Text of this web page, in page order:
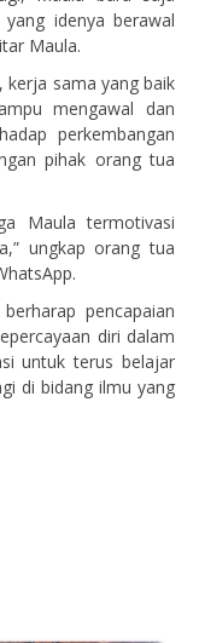
idenya berawal
Maula.
sama yang baik
mengawal dan
perkembangan
pihak orang tua
Maula termotivasi
ungkap orang tua
pencapaian
diri dalam
untuk terus belajar
di bidang ilmu yang